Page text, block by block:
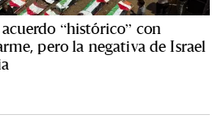
“histórico” con
pero la negativa de Israel